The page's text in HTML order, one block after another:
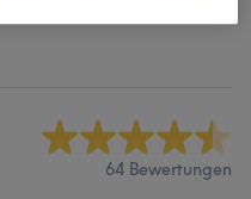
64 Bewertungen